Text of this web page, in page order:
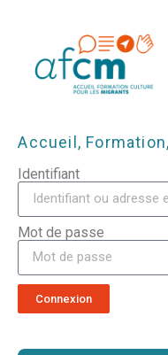
Accueil,
Identifiant
Mot de passe
Connexion